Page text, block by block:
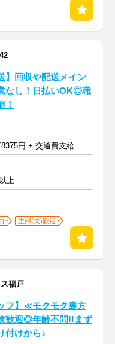
】回収や配送メイン
なし！日払いOK◎職
！
円 + 交通費支給
上
主婦(夫)歓迎
福戸
フ】≪モクモク裏方
歓迎◎年齢不問!!まず
付けから♪